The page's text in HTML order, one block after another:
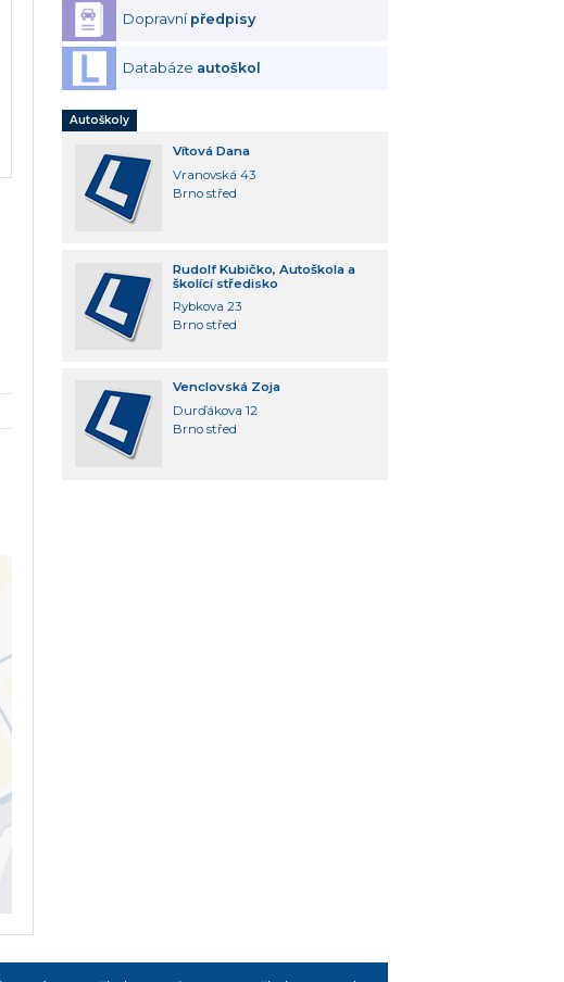
Dopravní předpisy
Databáze autoškol
Autoškoly
Vítová Dana
Vranovská 43
Brno střed
Rudolf Kubičko, Autoškola a
školící středisko
Rybkova 23
Brno střed
Venclovská Zoja
Durďákova 12
Brno střed